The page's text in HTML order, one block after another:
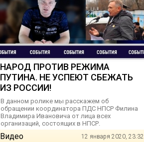
НАРОД ПРОТИВ РЕЖИМА
ПУТИНА. НЕ УСПЕЮТ СБЕЖАТЬ
ИЗ РОССИИ!
В данном ролике мы расскажем об
обращении координатора ПДС НПСР Филина
Владимира Ивановича от лица всех
организаций, состоящих в НПСР.
Видео 12 января 2020, 23:32